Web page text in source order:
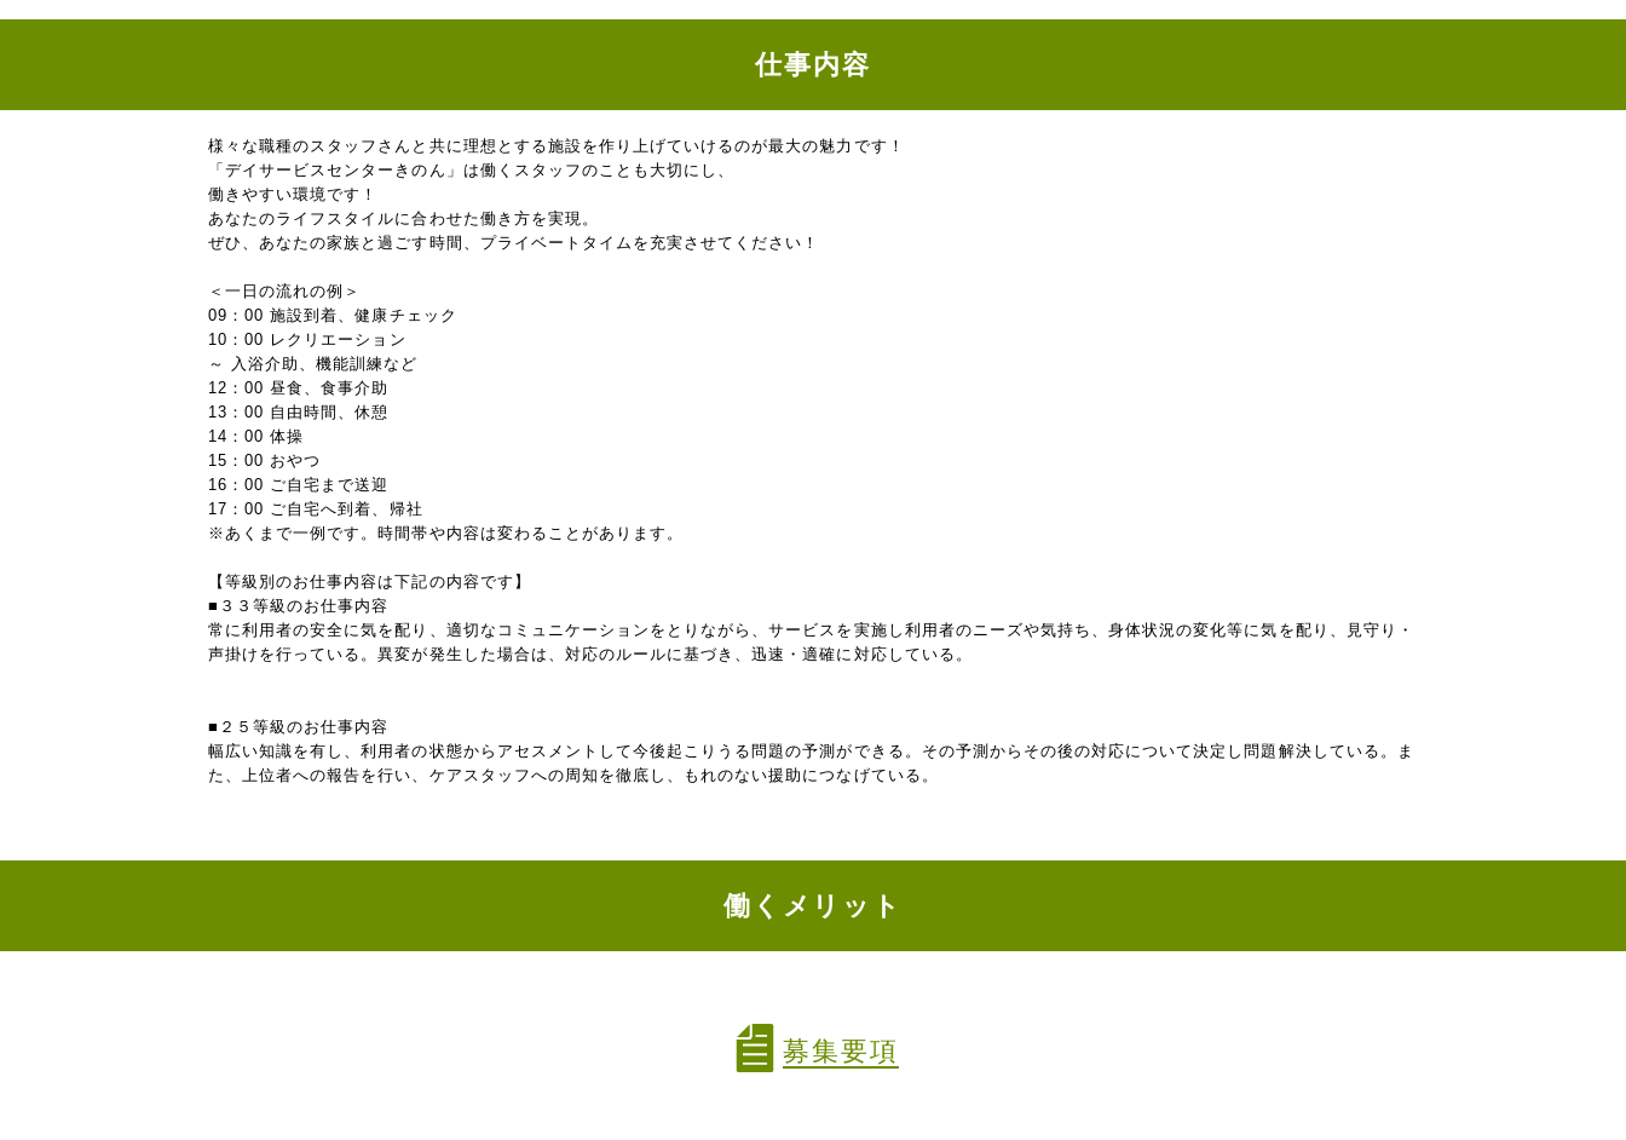
仕事内容
様々な職種のスタッフさんと共に理想とする施設を作り上げていけるのが最大の魅力です！
「デイサービスセンターきのん」は働くスタッフのことも大切にし、
働きやすい環境です！
あなたのライフスタイルに合わせた働き方を実現。
ぜひ、あなたの家族と過ごす時間、プライベートタイムを充実させてください！
＜一日の流れの例＞
09：00 施設到着、健康チェック
10：00 レクリエーション
～ 入浴介助、機能訓練など
12：00 昼食、食事介助
13：00 自由時間、休憩
14：00 体操
15：00 おやつ
16：00 ご自宅まで送迎
17：00 ご自宅へ到着、帰社
※あくまで一例です。時間帯や内容は変わることがあります。
【等級別のお仕事内容は下記の内容です】
■３３等級のお仕事内容
常に利用者の安全に気を配り、適切なコミュニケーションをとりながら、サービスを実施し利用者のニーズや気持ち、身体状況の変化等に気を配り、見守り・
声掛けを行っている。異変が発生した場合は、対応のルールに基づき、迅速・適確に対応している。
■２５等級のお仕事内容
幅広い知識を有し、利用者の状態からアセスメントして今後起こりうる問題の予測ができる。その予測からその後の対応について決定し問題解決している。ま
た、上位者への報告を行い、ケアスタッフへの周知を徹底し、もれのない援助につなげている。
働くメリット
募集要項